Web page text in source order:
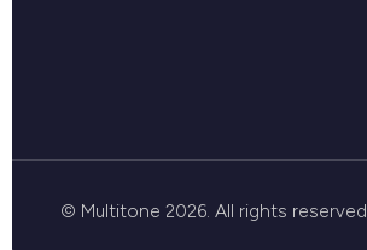
© Multitone 2026. All rights reserved.